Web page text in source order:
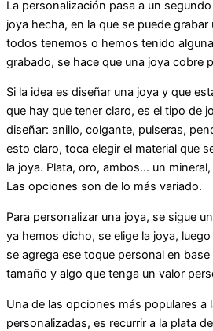
La personalización pasa a un
joya hecha, en la que se puede
todos tenemos o hemos tenido
grabado, se hace que una joya cobre
Si la idea es diseñar una joya y que
que hay que tener claro, es el tipo de
diseñar: anillo, colgante, pulseras,
esto claro, toca elegir el material que
la joya. Plata, oro, ambos… un
Las opciones son de lo más variado.
Para personalizar una joya, se sigue
ya hemos dicho, se elige la joya,
se agrega ese toque personal en
tamaño y algo que tenga un valor
Una de las opciones más populares a
personalizadas, es recurrir a la plata